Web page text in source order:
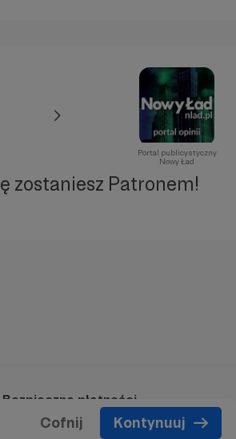
Cofnij Kontynuuj
Portal publicystyczny
Nowy Ład
zostaniesz Patronem!
Bezpieczne płatności